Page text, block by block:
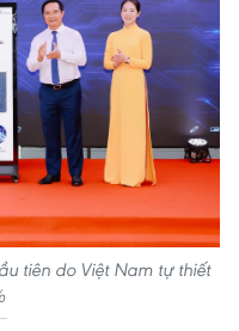
tiên do Việt Nam tự thiết